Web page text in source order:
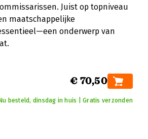
Juist op topniveau
maatschappelijke
onderwerp van
€ 70,50
besteld, dinsdag in huis | Gratis verzonden